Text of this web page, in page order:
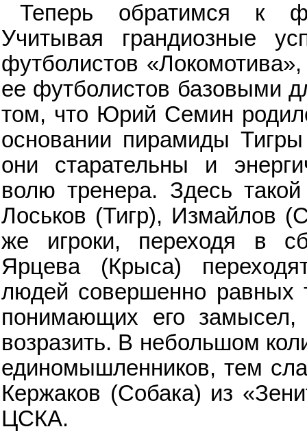
Теперь обратимся к
Учитывая грандиозные
футболистов
ее футболистов базовыми
том, что Юрий Семин
основании пирамиды
они старательны и
волю тренера. Здесь
Лоськов (Тигр), Измайлов
же игроки, переходя в
Ярцева (Крыса)
людей совершенно равных
понимающих его
возразить. В небольшом
единомышленников, тем
Кержаков (Собака) из
ЦСКА.